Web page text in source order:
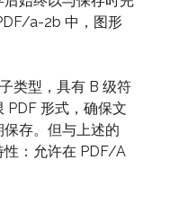
a-2b 中，图形
类型，具有 B 级符
PDF 形式，确保文
存。但与上述的
性：允许在 PDF/A